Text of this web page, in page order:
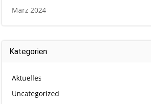
März 2024
Kategorien
Aktuelles
Uncategorized